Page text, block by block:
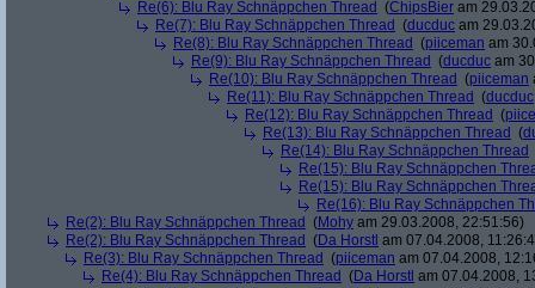
Re(6): Blu Ray Schnäppchen Thread (ChipsBier am
Re(7): Blu Ray Schnäppchen Thread (ducduc am
Re(8): Blu Ray Schnäppchen Thread (piiceman am
Re(9): Blu Ray Schnäppchen Thread (ducduc am
Re(10): Blu Ray Schnäppchen Thread (piiceman
Re(11): Blu Ray Schnäppchen Thread (ducduc
Re(12): Blu Ray Schnäppchen Thread (
Re(13): Blu Ray Schnäppchen Thread (
Re(14): Blu Ray Schnäppchen Thread
Re(15): Blu Ray Schnäppchen
Re(15): Blu Ray Schnäppchen
Re(16): Blu Ray Schnäppchen
Re(2): Blu Ray Schnäppchen Thread (Mohy am 29.03.2008, 22:51:56)
Re(2): Blu Ray Schnäppchen Thread (Da Horstl am 07.04.2008,
Re(3): Blu Ray Schnäppchen Thread (piiceman am 07.04.2008,
Re(4): Blu Ray Schnäppchen Thread (Da Horstl am 07.04.2008,